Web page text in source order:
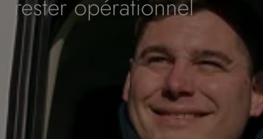
rester opérationnel